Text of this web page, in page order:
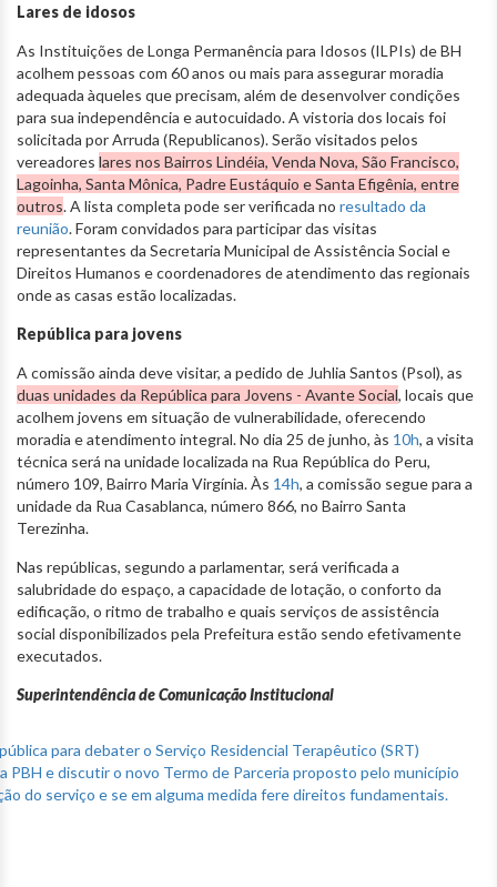
Lares de idosos
As Instituições de Longa Permanência para Idosos (ILPIs) de BH
acolhem pessoas com 60 anos ou mais para assegurar moradia
adequada àqueles que precisam, além de desenvolver condições
para sua independência e autocuidado. A vistoria dos locais foi
solicitada por Arruda (Republicanos). Serão visitados pelos
vereadores lares nos Bairros Lindéia, Venda Nova, São Francisco,
Lagoinha, Santa Mônica, Padre Eustáquio e Santa Efigênia, entre
outros. A lista completa pode ser verificada no resultado da
reunião. Foram convidados para participar das visitas
representantes da Secretaria Municipal de Assistência Social e
Direitos Humanos e coordenadores de atendimento das regionais
onde as casas estão localizadas.
República para jovens
A comissão ainda deve visitar, a pedido de Juhlia Santos (Psol), as
duas unidades da República para Jovens - Avante Social, locais que
acolhem jovens em situação de vulnerabilidade, oferecendo
moradia e atendimento integral. No dia 25 de junho, às 10h, a visita
técnica será na unidade localizada na Rua República do Peru,
número 109, Bairro Maria Virgínia. Às 14h, a comissão segue para a
unidade da Rua Casablanca, número 866, no Bairro Santa
Terezinha.
Nas repúblicas, segundo a parlamentar, será verificada a
salubridade do espaço, a capacidade de lotação, o conforto da
edificação, o ritmo de trabalho e quais serviços de assistência
social disponibilizados pela Prefeitura estão sendo efetivamente
executados.
Superintendência de Comunicação Institucional